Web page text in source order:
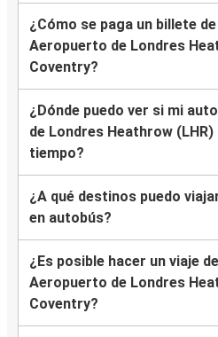
¿Cómo se paga un billete
Aeropuerto de Londres
Coventry?
¿Dónde puedo ver si mi
de Londres Heathrow
tiempo?
¿A qué destinos puedo
en autobús?
¿Es posible hacer un viaje
Aeropuerto de Londres
Coventry?